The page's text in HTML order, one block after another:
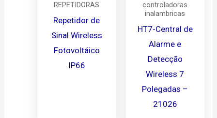
REPETIDORAS
Repetidor de
Sinal Wireless
Fotovoltáico
IP66
controladoras
inalambricas
HT7-Central de
Alarme e
Detecção
Wireless 7
Polegadas –
21026